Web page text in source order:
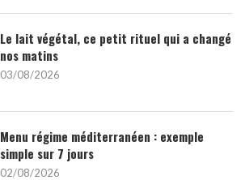
Le lait végétal, ce petit rituel qui a changé
nos matins
03/08/2026
Menu régime méditerranéen : exemple
simple sur 7 jours
02/08/2026